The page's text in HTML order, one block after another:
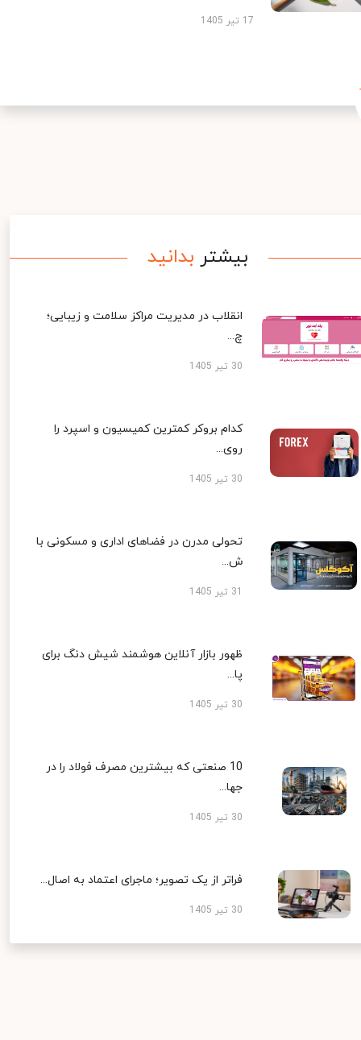
17 تیر 1405
بیشتر بدانید
انقلاب در مدیریت مراکز سلامت و زیبایی؛
چ...
30 تیر 1405
کدام بروکر کمترین کمیسیون و اسپرد را
روی...
30 تیر 1405
تحولی مدرن در فضاهای اداری و مسکونی با
ش...
ظهور بازار آنلاین هوشمند شیش دنگ برای
پا...
30 تیر 1405
10 صنعتی که بیشترین مصرف فولاد را در
جها...
30 تیر 1405
فراتر از یک تصویر؛ ماجرای اعتماد به اصال...
30 تیر 1405